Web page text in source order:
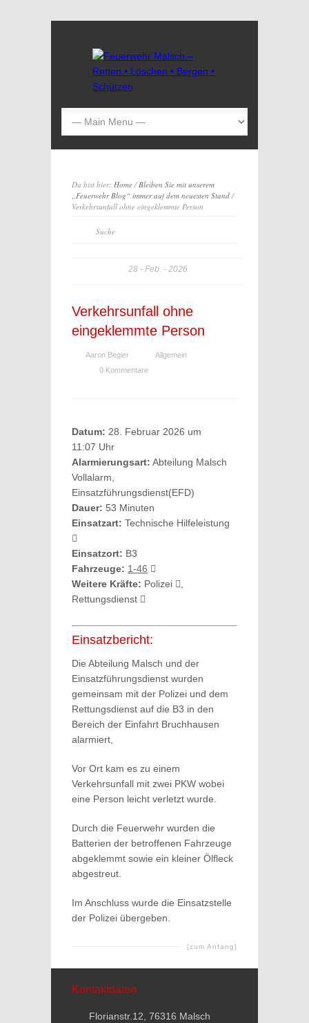
Du bist hier: Home/Bleiben Sie mit unserem
„Feuerwehr Blog“ immer auf dem neuesten Stand/
Verkehrsunfall ohne eingeklemmte Person
28 Feb. 2026
Verkehrsunfall ohne
eingeklemmte Person
Aaron Begier
Allgemein
0 Kommentare
Datum: 28. Februar 2026 um
11:07 Uhr
Alarmierungsart: Abteilung Malsch
Vollalarm,
Einsatzführungsdienst(EFD)
Dauer: 53 Minuten
Einsatzart: Technische Hilfeleistung
Einsatzort: B3
Fahrzeuge: 1-46
Weitere Kräfte: Polizei
Rettungsdienst
Einsatzbericht:
Die Abteilung Malsch und der
Einsatzführungsdienst wurden
gemeinsam mit der Polizei und dem
Rettungsdienst auf die B3 in den
Bereich der Einfahrt Bruchhausen
alarmiert,
Vor Ort kam es zu einem
Verkehrsunfall mit zwei PKW wobei
eine Person leicht verletzt wurde.
Durch die Feuerwehr wurden die
Batterien der betroffenen Fahrzeuge
abgeklemmt sowie ein kleiner Ölfleck
abgestreut.
Im Anschluss wurde die Einsatzstelle
der Polizei übergeben.
[zum Anfang]
Kontaktdaten
Florianstr.12, 76316 Malsch